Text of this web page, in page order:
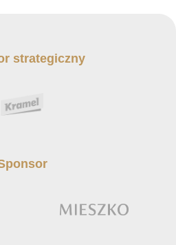
strategiczny